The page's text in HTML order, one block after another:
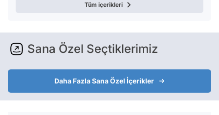
Tüm içerikleri
Sana Özel Seçtiklerimiz
Daha Fazla Sana Özel İçerikler